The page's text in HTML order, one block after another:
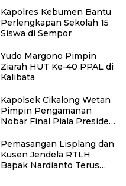
Bergerak Bersama
Kapolres Kebumen Bantu
Perlengkapan Sekolah 15
Siswa di Sempor
Yudo Margono Pimpin
Ziarah HUT Ke-40 PPAL di
Kalibata
Kapolsek Cikalong Wetan
Pimpin Pengamanan
Nobar Final Piala Presiden
Aman dan Kondusif
Pemasangan Lisplang dan
Kusen Jendela RTLH
Bapak Nardianto Terus